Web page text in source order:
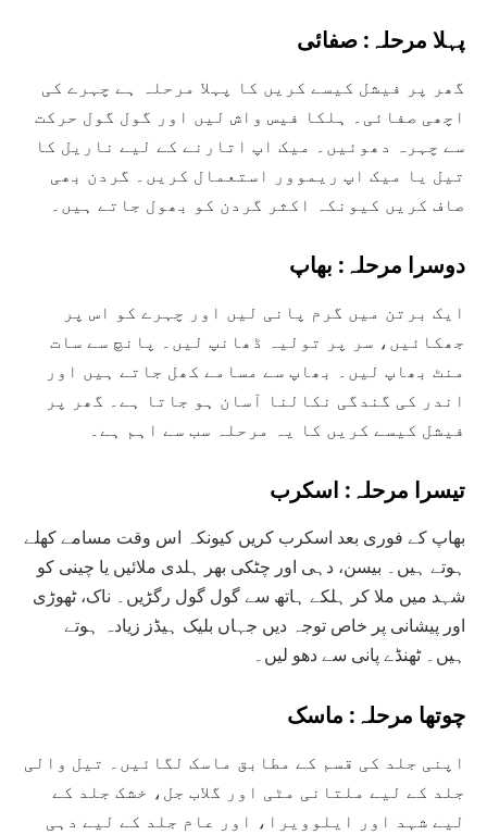
پہلا مرحلہ: صفائی
گھر پر فیشل کیسے کریں کا پہلا مرحلہ ہے چہرے کی
اچھی صفائی۔ ہلکا فیس واش لیں اور گول گول حرکت
سے چہرہ دھوئیں۔ میک اپ اتارنے کے لیے ناریل کا
تیل یا میک اپ ریموور استعمال کریں۔ گردن بھی
صاف کریں کیونکہ اکثر گردن کو بھول جاتے ہیں۔
دوسرا مرحلہ: بھاپ
ایک برتن میں گرم پانی لیں اور چہرے کو اس پر
جھکائیں، سر پر تولیہ ڈھانپ لیں۔ پانچ سے سات
منٹ بھاپ لیں۔ بھاپ سے مسامے کھل جاتے ہیں اور
اندر کی گندگی نکالنا آسان ہو جاتا ہے۔ گھر پر
فیشل کیسے کریں کا یہ مرحلہ سب سے اہم ہے۔
تیسرا مرحلہ: اسکرب
بھاپ کے فوری بعد اسکرب کریں کیونکہ اس وقت مسامے کھلے
ہوتے ہیں۔ بیسن، دہی اور چٹکی بھر ہلدی ملائیں یا چینی کو
شہد میں ملا کر ہلکے ہاتھ سے گول گول رگڑیں۔ ناک، ٹھوڑی
اور پیشانی پر خاص توجہ دیں جہاں بلیک ہیڈز زیادہ ہوتے
ہیں۔ ٹھنڈے پانی سے دھو لیں۔
چوتھا مرحلہ: ماسک
اپنی جلد کی قسم کے مطابق ماسک لگائیں۔ تیل والی
جلد کے لیے ملتانی مٹی اور گلاب جل، خشک جلد کے
لیے شہد اور ایلوویرا، اور عام جلد کے لیے دہی